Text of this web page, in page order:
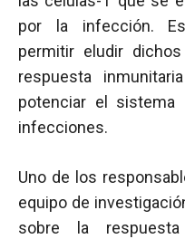
por la infección.
permitir eludir
respuesta
potenciar el sistema
infecciones.
Uno de los
equipo de
sobre la